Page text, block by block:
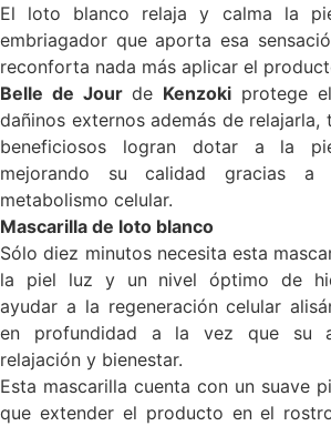
El loto blanco relaja y calma la
embriagador que aporta esa
reconforta nada más aplicar el
Belle de Jourde Kenzoki protege
dañinos externos además de
beneficiosos logran dotar a la
mejorando su calidad gracias a
metabolismo celular.
Mascarilla de loto blanco
Sólo diez minutos necesita esta
la piel luz y un nivel óptimo de
ayudar a la regeneración celular
en profundidad a la vez que su
relajación y bienestar.
Esta mascarilla cuenta con un suave
que extender el producto en el